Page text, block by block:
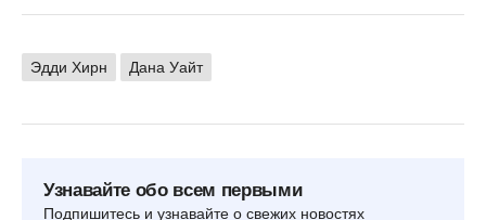
Эдди Хирн Дана Уайт
Узнавайте обо всем первыми
Подпишитесь и узнавайте о свежих новостях